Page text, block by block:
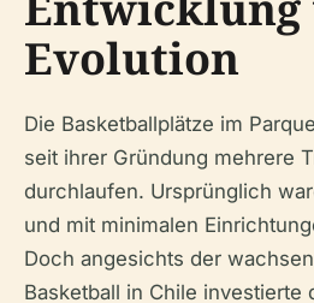
Evolution
Die Basketballplätze im
seit ihrer Gründung mehrere
durchlaufen. Ursprünglich
und mit minimalen
Doch angesichts der
Basketball in Chile investierte